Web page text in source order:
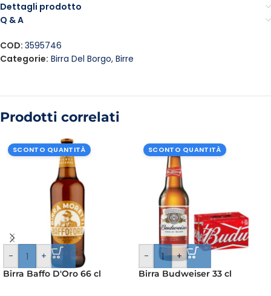
Dettagli prodotto
Q & A
COD: 3595746
Categorie: Birra Del Borgo, Birre
Prodotti correlati
SCONTO QUANTITÀ
- +
Birra Baffo D'Oro 66 cl
SCONTO QUANTITÀ
- +
Birra Budweiser 33 cl